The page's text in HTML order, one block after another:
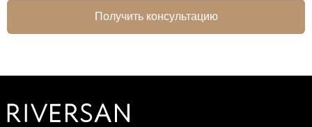
Получить консультацию